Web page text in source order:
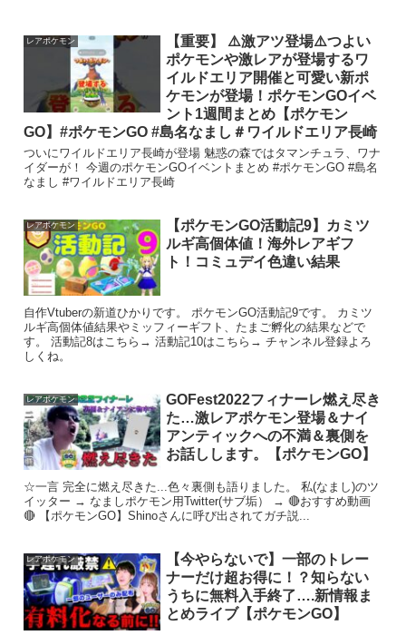
レアポケモン
【重要】 ⚠️激アツ登場⚠️つよい
ポケモンや激レアが登場するワ
イルドエリア開催と可愛い新ポ
ケモンが登場！ポケモンGOイベ
ント1週間まとめ【ポケモン
GO】#ポケモンGO #島名なまし＃ワイルドエリア長崎
ついにワイルドエリア長崎が登場 魅惑の森ではタマンチュラ、ワナ
イダーが！ 今週のポケモンGOイベントまとめ #ポケモンGO #島名
なまし #ワイルドエリア長崎
レアポケモン
【ポケモンGO活動記9】カミツ
ルギ高個体値！海外レアギフ
ト！コミュデイ色違い結果
自作Vtuberの新道ひかりです。 ポケモンGO活動記9です。 カミツ
ルギ高個体値結果やミッフィーギフト、たまご孵化の結果などで
す。 活動記8はこちら→ 活動記10はこちら→ チャンネル登録よろ
しくね。
レアポケモン
GOFest2022フィナーレ燃え尽き
た…激レアポケモン登場＆ナイ
アンティックへの不満＆裏側を
お話しします。【ポケモンGO】
☆一言 完全に燃え尽きた...色々裏側も語りました。 私(なまし)のツ
イッター → なましポケモン用Twitter(サブ垢） → 🔴おすすめ動画
🔴 【ポケモンGO】Shinoさんに呼び出されてガチ説...
レアポケモン
【今やらないで】一部のトレー
ナーだけ超お得に！？知らない
うちに無料入手終了….新情報ま
とめライブ【ポケモンGO】